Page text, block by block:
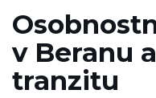
v Beranu
tranzitu